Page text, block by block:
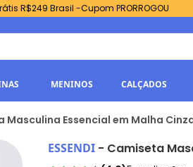
R$249 Brasil -Cupom PRORROGOU
MENINOS CALÇADOS
Masculina Essencial em Malha
ESSENDI - Camiseta